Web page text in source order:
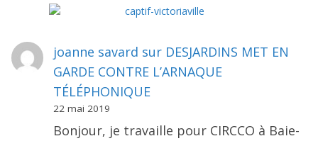
joanne savard sur DESJARDINS MET EN
GARDE CONTRE L’ARNAQUE
TÉLÉPHONIQUE
22 mai 2019
Bonjour, je travaille pour CIRCCO à Baie-